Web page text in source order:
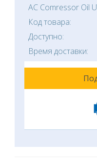
AC Comressor Oil
Код товара:
Доступно:
Время доставки: